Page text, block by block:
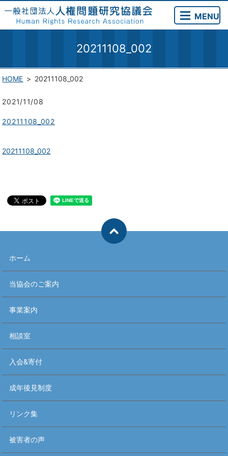
MENU
20211108_002
HOME 20211108_002
2021/11/08
20211108_002
20211108_002
ホーム
当協会のご案内
事業案内
相談室
入会&寄付
成年後見制度
リンク集
被害者の声